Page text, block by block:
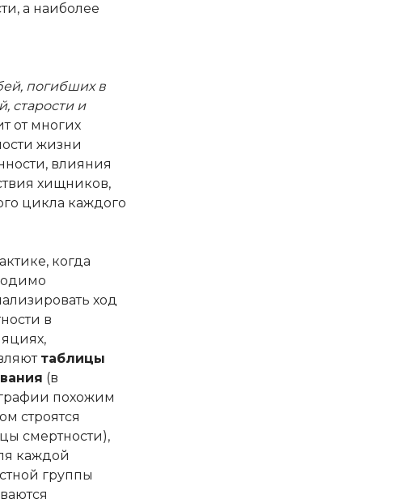
а наиболее
погибших в
старости и
от многих
жизни
влияния
хищников,
цикла каждого
когда
ход
в
таблицы
(в
похожим
строятся
смертности),
каждой
группы